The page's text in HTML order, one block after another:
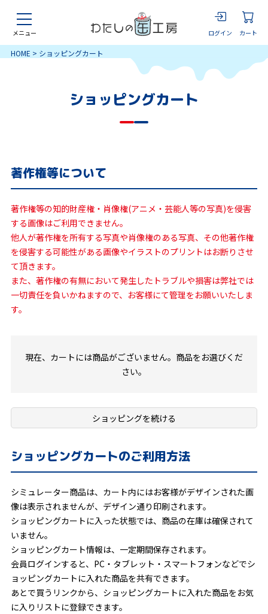
メニュー ログイン カート
HOME ショッピングカート
ショッピングカート
著作権等について
著作権等の知的財産権・肖像権(アニメ・芸能人等の写真)を侵害
する画像はご利用できません。
他人が著作権を所有する写真や肖像権のある写真、その他著作権
を侵害する可能性がある画像やイラストのプリントはお断りさせ
て頂きます。
また、著作権の有無において発生したトラブルや損害は弊社では
一切責任を負いかねますので、お客様にて管理をお願いいたしま
す。
現在、カートには商品がございません。商品をお選びくだ
さい。
ショッピングを続ける
ショッピングカートのご利用方法
シミュレーター商品は、カート内にはお客様がデザインされた画
像は表示されませんが、デザイン通り印刷されます。
ショッピングカートに入った状態では、商品の在庫は確保されて
いません。
ショッピングカート情報は、一定期間保存されます。
会員ログインすると、PC・タブレット・スマートフォンなどでシ
ョッピングカートに入れた商品を共有できます。
あとで買うリンクから、ショッピングカートに入れた商品をお気
に入りリストに登録できます。